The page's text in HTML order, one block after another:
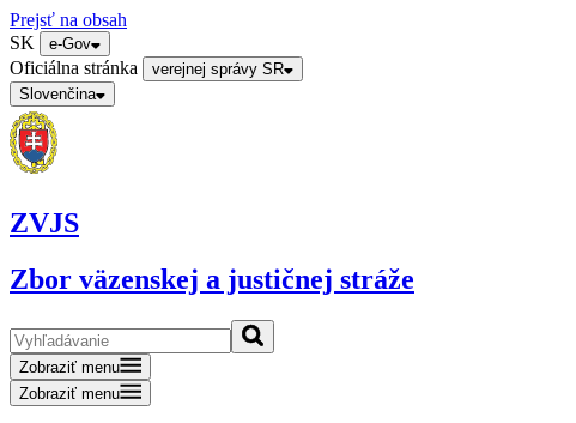
Prejsť na obsah
SK
e-Gov
Oficiálna stránka
verejnej správy SR
Slovenčina
ZVJS
Zbor väzenskej a justičnej stráže
Zobraziť menu
Zobraziť menu